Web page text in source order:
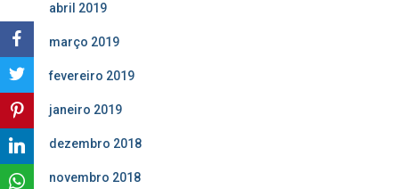
abril 2019
março 2019
fevereiro 2019
janeiro 2019
dezembro 2018
novembro 2018